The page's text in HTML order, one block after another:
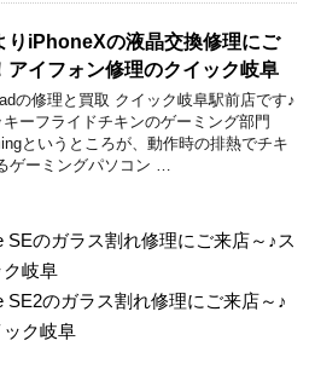
りiPhoneXの液晶交換修理にご
アイフォン修理のクイック岐阜
の修理と買取 クイック岐阜駅前店です♪
ーフライドチキンのゲーミング部門
というところが、動作時の排熱でチキ
ゲーミングパソコン …
SEのガラス割れ修理にご来店～♪ス
岐阜
SE2のガラス割れ修理にご来店～♪
ク岐阜